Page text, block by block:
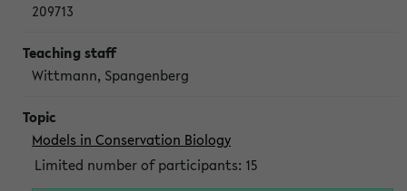
209713
Wittmann, Spangenberg
Models in Conservation Biology
Limited number of participants: 15